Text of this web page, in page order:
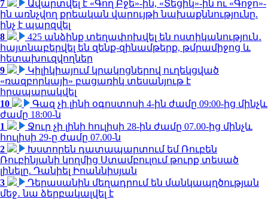
7
Ավարտվել է «Գող Բջե»-ին, «Տեցիկ»-ին ու «Գոջո»-
ին առնչվող քրեական վարույթի նախաքննությունը.
ինչ է պարզվել
8
425 անձինք տեղափոխվել են ոստիկանություն․
հայտնաբերվել են զենք-զինամթերք, թմրամիջոց և
հետախուզվողներ
9
Կիլիկիայում կրակոցներով ուղեկցված
«ռազբորկայի» բացառիկ տեսանյութ է
հրապարակվել
10
Գազ չի լինի օգոստոսի 4-ին ժամը 09:00-ից մինչև
ժամը 18:00-ն
1
Ջուր չի լինի հուլիսի 28-ին ժամը 07.00-ից մինչև
հուլիսի 29-ը ժամը 07.00-ն
2
Խստորեն դատապարտում եմ Ռուբեն
Ռուբինյանի կողմից Ստամբուլում թուրք տեսած
լինելը. Դանիել Իոաննիսյան
3
Դերասանին մեղադրում են մանկապղծության
մեջ․ նա ձերբակալվել է